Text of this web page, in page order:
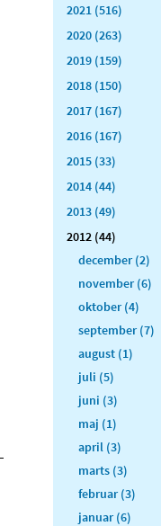
2021 (516)
2020 (263)
2019 (159)
2018 (150)
2017 (167)
2016 (167)
2015 (33)
2014 (44)
2013 (49)
2012 (44)
december (2)
november (6)
oktober (4)
september (7)
august (1)
juli (5)
juni (3)
maj (1)
april (3)
marts (3)
februar (3)
januar (6)